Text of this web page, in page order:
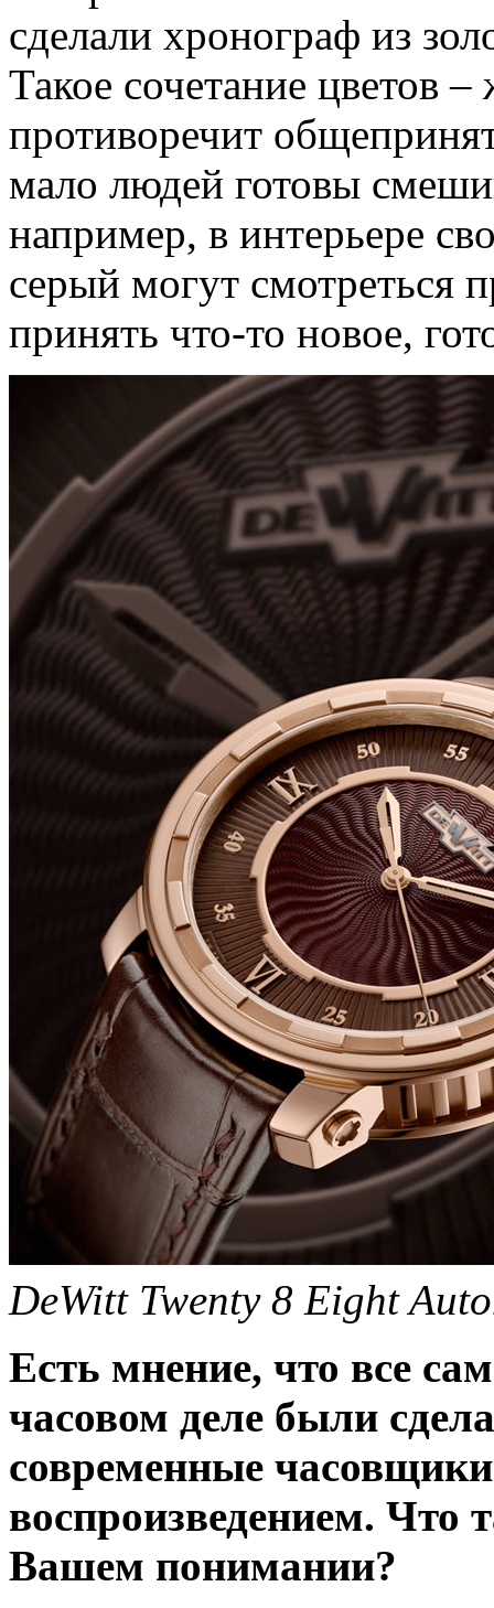
сделали хронограф из
Такое сочетание цветов
противоречит
мало людей готовы
например, в интерьере
серый могут смотреться
принять что-то новое,
DeWitt Twenty 8 Eight
Есть мнение, что все
часовом деле были
современные
воспроизведением. Что
Вашем понимании?